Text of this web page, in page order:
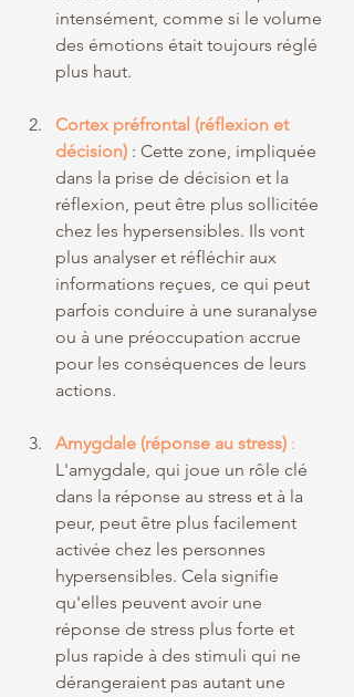
intensément, comme si le volume
des émotions était toujours réglé
plus haut.
Cortex préfrontal (réflexion et
décision) : Cette zone, impliquée
dans la prise de décision et la
réflexion, peut être plus sollicitée
chez les hypersensibles. Ils vont
plus analyser et réfléchir aux
informations reçues, ce qui peut
parfois conduire à une suranalyse
ou à une préoccupation accrue
pour les conséquences de leurs
actions.
Amygdale (réponse au stress) :
L'amygdale, qui joue un rôle clé
dans la réponse au stress et à la
peur, peut être plus facilement
activée chez les personnes
hypersensibles. Cela signifie
qu'elles peuvent avoir une
réponse de stress plus forte et
plus rapide à des stimuli qui ne
dérangeraient pas autant une